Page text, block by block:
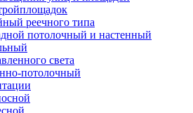
реечного типа
потолочный и настенный
света
потолочный